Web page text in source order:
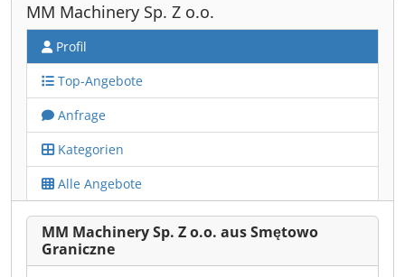
MM Machinery Sp. Z o.o.
Profil
Top-Angebote
Anfrage
Kategorien
Alle Angebote
MM Machinery Sp. Z o.o. aus Smętowo
Graniczne